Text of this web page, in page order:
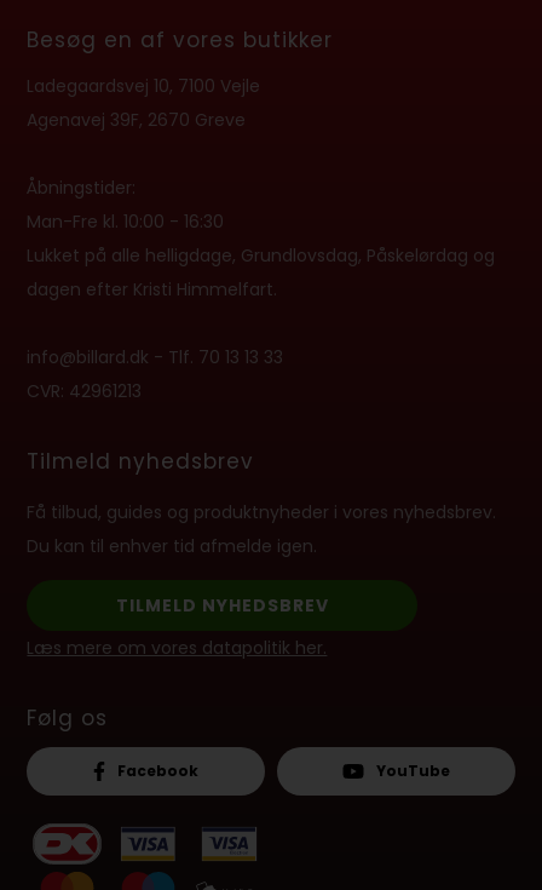
Besøg en af vores butikker
Ladegaardsvej 10, 7100 Vejle
Agenavej 39F, 2670 Greve
Åbningstider:
Man-Fre kl. 10:00 - 16:30
Lukket på alle helligdage, Grundlovsdag, Påskelørdag og
dagen efter Kristi Himmelfart.
info@billard.dk - Tlf. 70 13 13 33
CVR: 42961213
Tilmeld nyhedsbrev
Få tilbud, guides og produktnyheder i vores nyhedsbrev.
Du kan til enhver tid afmelde igen.
TILMELD NYHEDSBREV
Læs mere om vores datapolitik her.
Følg os
Facebook YouTube